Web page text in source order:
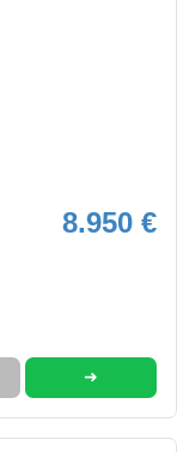
8.950 €
➜